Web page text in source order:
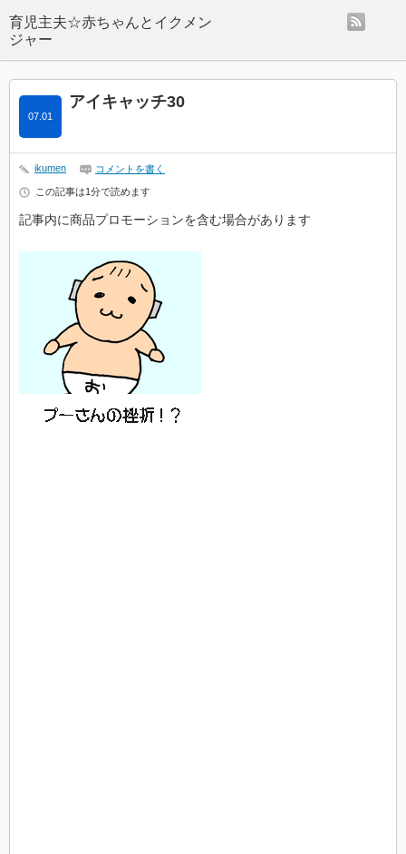
アイキャッチ30
07.01
ikumen コメントを書く
この記事は1分で読めます
記事内に商品プロモーションを含む場合があります